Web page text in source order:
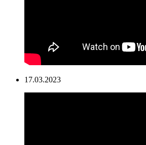
17.03.2023